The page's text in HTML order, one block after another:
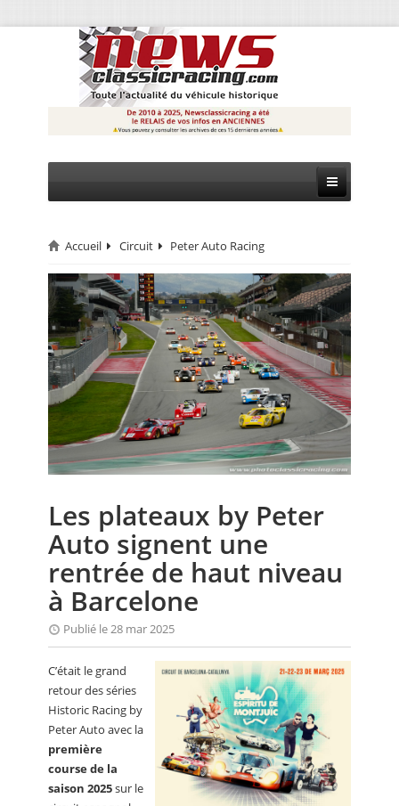
CIRCUIT
RALLYE
MONTAGNE
EVÈNEMENTS
CALENDRIER
FOCUS
ANNUAIRES
PETITES ANNONCES
Accueil Circuit Peter Auto Racing
Les plateaux by Peter
Auto signent une
rentrée de haut niveau
à Barcelone
Publié le 28 mar 2025
C’était le grand
retour des séries
Historic Racing by
Peter Auto avec la
première
course de la
saison 2025sur le